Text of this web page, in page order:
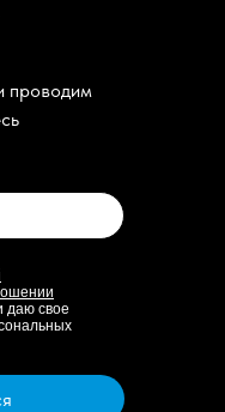
проводим
даю свое